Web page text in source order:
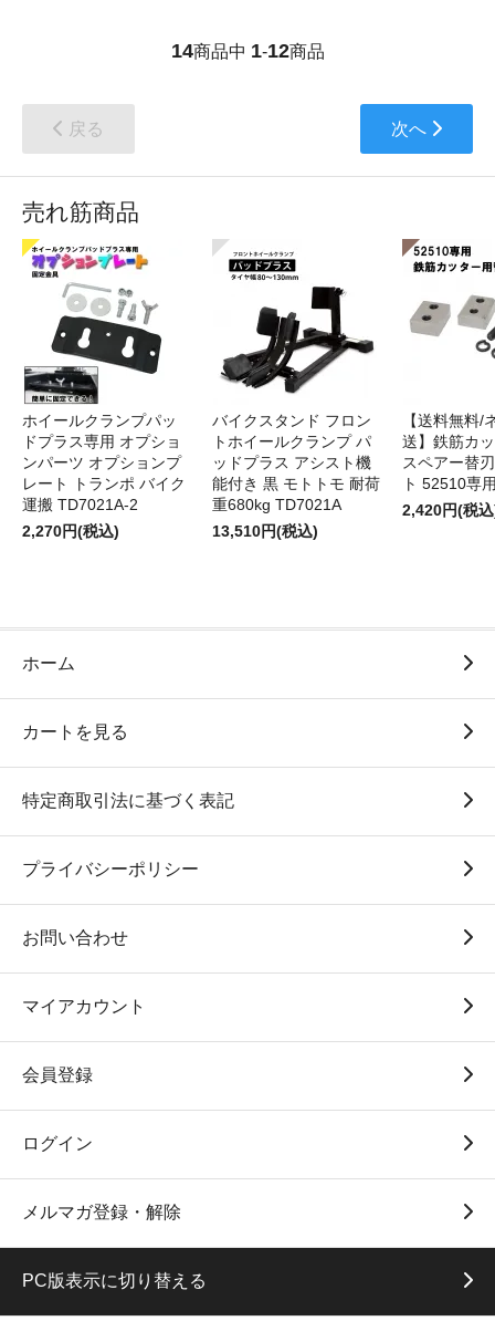
14商品中 1-12商品
戻る 次へ
売れ筋商品
ホイールクランプパッ
ドプラス専用 オプショ
ンパーツ オプションプ
レート トランポ バイク
運搬 TD7021A-2
2,270円(税込)
バイクスタンド フロン
トホイールクランプ パ
ッドプラス アシスト機
能付き 黒 モトトモ 耐荷
重680kg TD7021A
13,510円(税込)
【送料無料/
送】鉄筋カ
スペアー替
ト 52510専
2,420円(税
ホーム
カートを見る
特定商取引法に基づく表記
プライバシーポリシー
お問い合わせ
マイアカウント
会員登録
ログイン
メルマガ登録・解除
PC版表示に切り替える